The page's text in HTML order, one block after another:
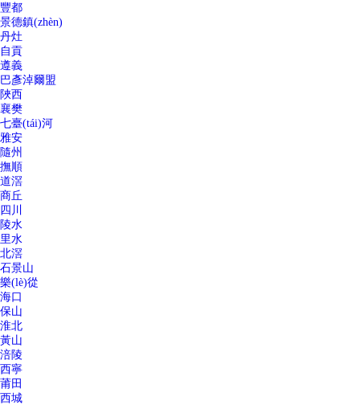
豐都
景德鎮(zhèn)
丹灶
自貢
遵義
巴彥淖爾盟
陜西
襄樊
七臺(tái)河
雅安
隨州
撫順
道滘
商丘
四川
陵水
里水
北滘
石景山
樂(lè)從
海口
保山
淮北
黃山
涪陵
西寧
莆田
西城